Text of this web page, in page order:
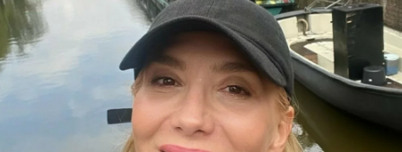
OMOGUĆI OBAVIJESTI